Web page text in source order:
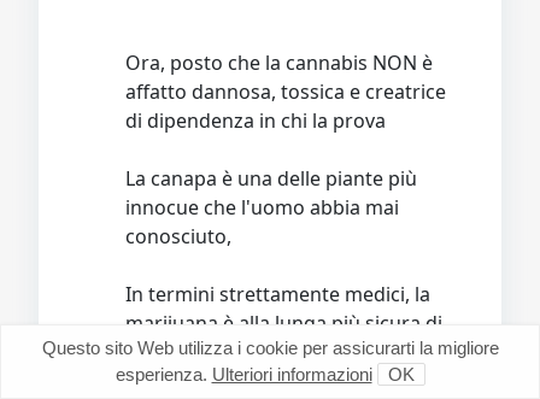
Ora, posto che la cannabis NON è
affatto dannosa, tossica e creatrice
di dipendenza in chi la prova
La canapa è una delle piante più
innocue che l'uomo abbia mai
conosciuto,
In termini strettamente medici, la
marijuana è alla lunga più sicura di
molti cibi che mangiamo
comunemente
Questo sito Web utilizza i cookie per assicurarti la migliore
esperienza. Ulteriori informazioni OK